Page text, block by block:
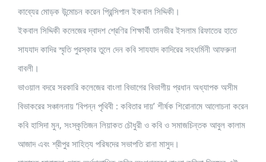
কাব্যের মোড়ক উন্মোচন করেন প্রিন্সিপাল ইকবাল সিদ্দিকী।
ইকবাল সিদ্দিকী কলেজের দ্বাদশ শ্রেণির শিক্ষার্থী তানভীর ইসলাম রিফাতের হাতে
সাযযাদ কাদির স্মৃতি পুরস্কার তুলে দেন কবি সাযযাদ কাদিরের সহধর্মিনী আফরুনা
বাবলী।
ভাওয়াল বদরে সরকারি কলেজের বাংলা বিভাগের বিভাগীয় প্রধান অধ্যাপক অসীম
বিভাকরের সঞ্চালনায় ‘বিপন্ন পৃথিবী : কবিতার দায়’ শীর্ষক শিরোনামে আলোচনা করেন
কবি হাসিদা মুন, সংস্কৃতিজন লিয়াকত চৌধুরী ও কবি ও সমাজচিন্তক আবুল কালাম
আজাদ এবং শ্রীপুর সাহিত্য পরিষদের সভাপতি রানা মাসুদ।